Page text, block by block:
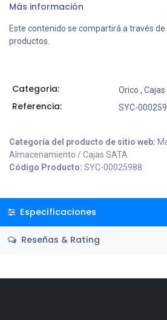
Más información
Este contenido se compartirá a través
productos.
Categoria: Orico , Cajas
Referencia: SYC-
Categoría del producto de sitio web:
Almacenamiento / Cajas SATA
Código Producto: SYC-00025988
Especificaciones
Reseñas & Rating